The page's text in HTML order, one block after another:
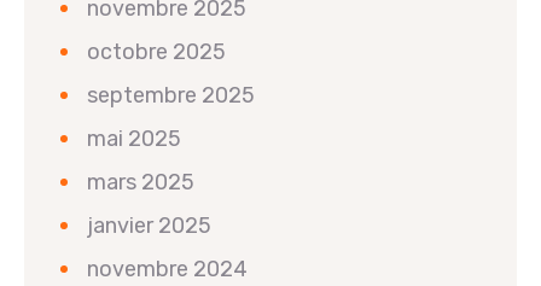
novembre 2025
octobre 2025
septembre 2025
mai 2025
mars 2025
janvier 2025
novembre 2024